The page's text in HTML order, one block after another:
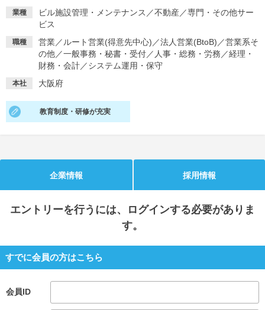
イベントを探す スカウト お知らせ
就活ノウハウ・サポート
就活支援
あなたに合う仕事を診断！ 動画で対策講座をチェック
就活時事ニュースを更新 不明点があればこちら
業種 ビル施設管理・メンテナンス ／不動産／専門・その他サー
ビス
職種 営業／ ルート営業(得意先中心) ／法人営業(BtoB) ／営業系そ
の他／一般事務・秘書・受付／ 人事・総務・労務 ／経理・
財務・会計／システム運用・保守
本社 大阪府
教育制度・研修が充実
企業情報 採用情報
エントリーを行うには、ログインする必要がありま
す。
すでに会員の方はこちら
会員ID